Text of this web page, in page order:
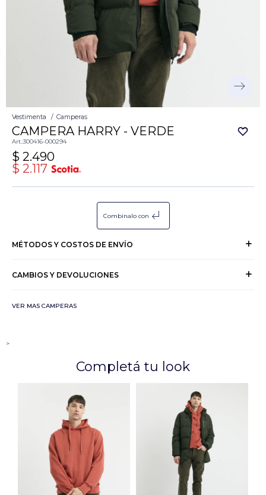
Vestimenta Camperas
CAMPERA HARRY - VERDE
300416-000294
$ 2.490
$ 2.117
Combinalo con subdirectory_arrow_left
MÉTODOS Y COSTOS DE ENVÍO
CAMBIOS Y DEVOLUCIONES
VER MAS CAMPERAS
>
Completá tu look